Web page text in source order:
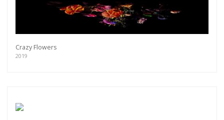
Crazy Flowers
2019